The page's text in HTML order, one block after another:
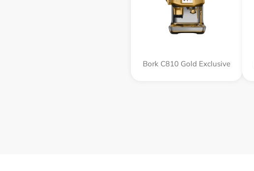
Bork C810 Gold Exclusive